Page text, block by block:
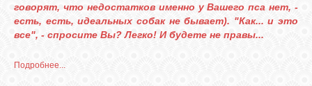
говорят, что недостатков именно у Вашего пса нет, -
есть, есть, идеальных собак не бывает). "Как... и это
все", - спросите Вы? Легко! И будете не правы...
Подробнее...